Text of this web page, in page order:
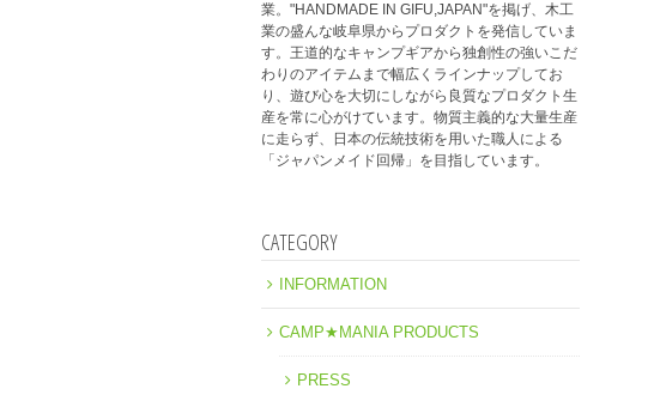
業。"HANDMADE IN GIFU,JAPAN"を掲げ、木工
業の盛んな岐阜県からプロダクトを発信していま
す。王道的なキャンプギアから独創性の強いこだ
わりのアイテムまで幅広くラインナップしてお
り、遊び心を大切にしながら良質なプロダクト生
産を常に心がけています。物質主義的な大量生産
に走らず、日本の伝統技術を用いた職人による
「ジャパンメイド回帰」を目指しています。
CATEGORY
INFORMATION
CAMP★MANIA PRODUCTS
PRESS